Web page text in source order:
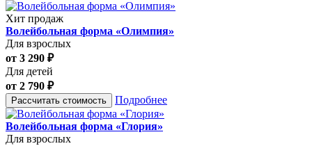
Хит продаж
Волейбольная форма «Олимпия»
Для взрослых
от 3 290 ₽
Для детей
от 2 790 ₽
Рассчитать стоимость Подробнее
Волейбольная форма «Глория»
Для взрослых